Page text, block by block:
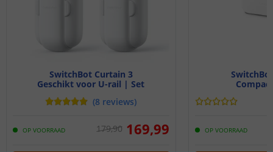
SwitchBot Curtain 3
Geschikt voor U-rail | Set
(8 reviews)
OP VOORRAAD 179,90 169,99 OP VOORRAAD